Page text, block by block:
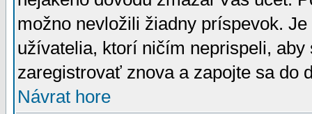
možno nevložili žiadny príspevok.
užívatelia, ktorí ničím neprispeli,
zaregistrovať znova a zapojte sa do
Návrat hore